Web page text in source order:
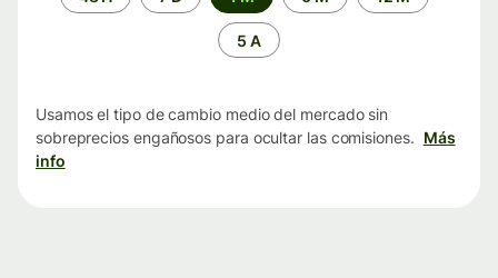
5 A
Usamos el tipo de cambio medio del mercado sin
sobreprecios engañosos para ocultar las comisiones. Más
info